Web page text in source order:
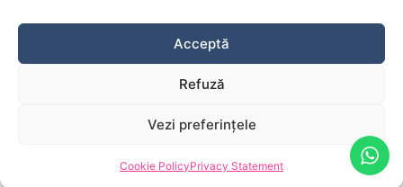
Acceptă
Refuză
Vezi preferințele
Cookie PolicyPrivacy Statement